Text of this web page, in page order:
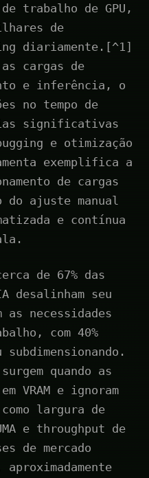
trabalho de GPU,
de
diariamente.[^1]
cargas de
e inferência, o
no tempo de
significativas
e otimização
exemplifica a
de cargas
do ajuste manual
e contínua
de 67% das
desalinham seu
as necessidades
com 40%
subdimensionando.
quando as
VRAM e ignoram
largura de
e throughput de
de mercado